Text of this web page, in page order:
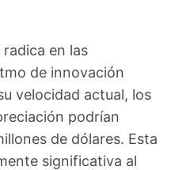
en las
de innovación
velocidad actual, los
podrían
de dólares. Esta
significativa al